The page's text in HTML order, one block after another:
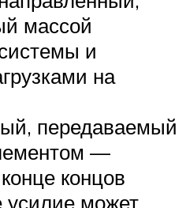
массой
и
на
передаваемый
—
концов
может